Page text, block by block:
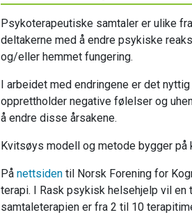
Psykoterapeutiske samtaler er ulike
deltakerne med å endre psykiske
og/eller hemmet fungering.
I arbeidet med endringene er det
opprettholder negative følelser og
å endre disse årsakene.
Kvitsøys modell og metode bygger på
På nettsidentil Norsk Forening for
terapi. I Rask psykisk helsehjelp vil en
samtaleterapien er fra 2 til 10